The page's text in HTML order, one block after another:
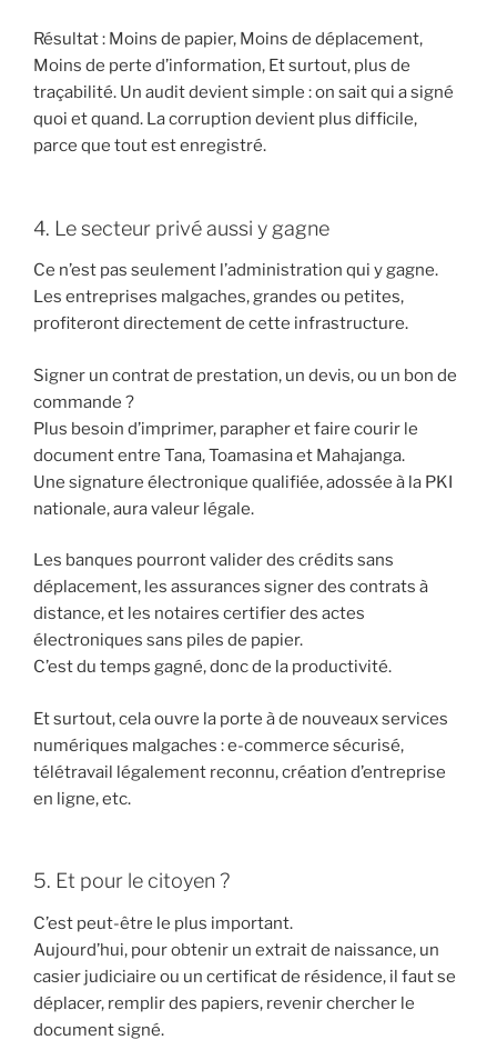
Résultat : Moins de papier, Moins de déplacement,
Moins de perte d’information, Et surtout, plus de
traçabilité. Un audit devient simple : on sait qui a signé
quoi et quand. La corruption devient plus difficile,
parce que tout est enregistré.
4. Le secteur privé aussi y gagne
Ce n’est pas seulement l’administration qui y gagne.
Les entreprises malgaches, grandes ou petites,
profiteront directement de cette infrastructure.
Signer un contrat de prestation, un devis, ou un bon de
commande ?
Plus besoin d’imprimer, parapher et faire courir le
document entre Tana, Toamasina et Mahajanga.
Une signature électronique qualifiée, adossée à la PKI
nationale, aura valeur légale.
Les banques pourront valider des crédits sans
déplacement, les assurances signer des contrats à
distance, et les notaires certifier des actes
électroniques sans piles de papier.
C’est du temps gagné, donc de la productivité.
Et surtout, cela ouvre la porte à de nouveaux services
numériques malgaches : e-commerce sécurisé,
télétravail légalement reconnu, création d’entreprise
en ligne, etc.
5. Et pour le citoyen ?
C’est peut-être le plus important.
Aujourd’hui, pour obtenir un extrait de naissance, un
casier judiciaire ou un certificat de résidence, il faut se
déplacer, remplir des papiers, revenir chercher le
document signé.